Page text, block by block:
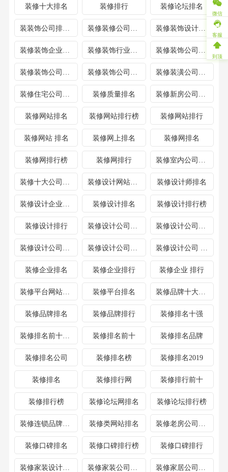
装修十大排名 装修排行 装修论坛排名
装装饰公司排行榜 装修装饰设计公司排名
装修质量排名
装修网站排名 装修网站排行榜 装修网站排行
装修网站 排名 装修网上排名 装修网排名
装修网排行榜 装修网排行
装修设计师排名
装修设计排名 装修设计排行榜
装修设计排行
装修企业排名 装修企业排行 装修企业 排行
装修平台网站排名 装修平台排名 装修品牌十大排名
装修品牌排名 装修品牌排行 装修排名十强
装修排名前十公司 装修排名前十 装修排名品牌
装修排名公司 装修排名榜 装修排名2019
装修排名 装修排行网 装修排行前十
装修排行榜 装修论坛网排名 装修论坛排行榜
装修连锁品牌排行榜 装修类网站排名
装修口碑排名 装修口碑排行榜 装修口碑排行
装修家装设计公司排名
微信
客服
到顶